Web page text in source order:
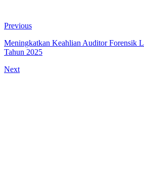
Previous
Meningkatkan Keahlian Auditor Forensik
Tahun 2025
Next